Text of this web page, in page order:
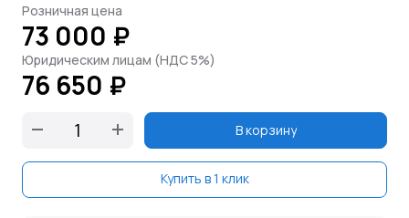
Розничная цена
73 000 ₽
Юридическим лицам (НДС 5%)
76 650 ₽
В корзину
Купить в 1 клик